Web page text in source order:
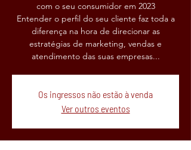
com o seu consumidor em 2023
Entender o perfil do seu cliente faz toda a
diferença na hora de direcionar as
estratégias de marketing, vendas e
atendimento das suas empresas...
Os ingressos não estão à venda
Ver outros eventos